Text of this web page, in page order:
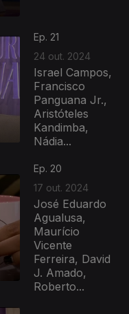
Ep. 21
24 out. 2024
Israel Campos,
Francisco
Panguana Jr.,
Aristóteles
Kandimba,
Nádia...
Ep. 20
17 out. 2024
José Eduardo
Agualusa,
Maurício
Vicente
Ferreira, David
J. Amado,
Roberto...